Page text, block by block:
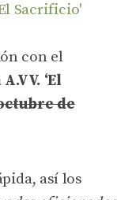
con el
‘El
de
así los